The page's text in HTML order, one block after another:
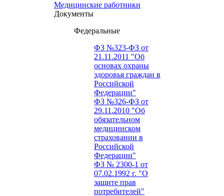
Медицинские работники
Документы
Федеральные
ФЗ №323-ФЗ от
21.11.2011 "Об
основах охраны
здоровья граждан в
Российской
Федерации"
ФЗ №326-ФЗ от
29.11.2010 "Об
обязательном
медицинском
страховании в
Российской
Федерации"
ФЗ № 2300-1 от
07.02.1992 г. "О
защите прав
потребителей"